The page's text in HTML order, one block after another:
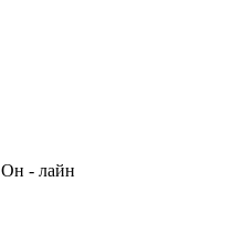
Он - лайн